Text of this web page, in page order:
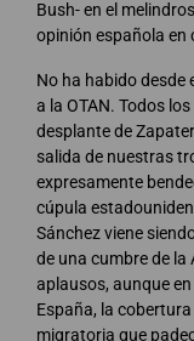
Bush- en el
opinión española en
No ha habido desde
a la OTAN. Todos
desplante de
salida de nuestras
expresamente
cúpula
Sánchez viene
de una cumbre de
aplausos, aunque
España, la
migratoria que